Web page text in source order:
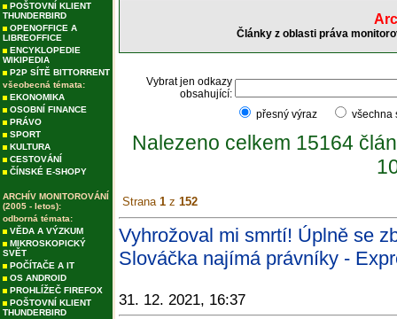
POŠTOVNÍ KLIENT
THUNDERBIRD
OPENOFFICE A
LIBREOFFICE
ENCYKLOPEDIE
WIKIPEDIA
P2P SÍTĚ BITTORRENT
všeobecná témata:
EKONOMIKA
OSOBNÍ FINANCE
PRÁVO
SPORT
KULTURA
CESTOVÁNÍ
ČÍNSKÉ E-SHOPY
ARCHÍV MONITOROVÁNÍ
(2005 - letos):
odborná témata:
VĚDA A VÝZKUM
MIKROSKOPICKÝ
SVĚT
POČÍTAČE A IT
OS ANDROID
PROHLÍŽEČ FIREFOX
POŠTOVNÍ KLIENT
THUNDERBIRD
Články z oblasti práva
Vybrat jen odkazy
obsahující:
přesný výraz
Nalezeno celkem 15164
Strana 1 z 152
Vyhrožoval mi smrtí! Úplně se
Slováčka najímá právníky -
31. 12. 2021, 16:37